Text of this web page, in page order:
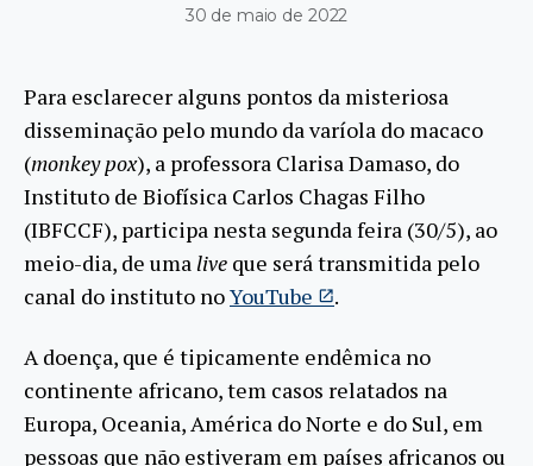
30 de maio de 2022
Para esclarecer alguns pontos da misteriosa
disseminação pelo mundo da varíola do macaco
(monkey pox), a professora Clarisa Damaso, do
Instituto de Biofísica Carlos Chagas Filho
(IBFCCF), participa nesta segunda feira (30/5), ao
meio-dia, de umalive que será transmitida pelo
canal do instituto noYouTube .
A doença, que é tipicamente endêmica no
continente africano, tem casos relatados na
Europa, Oceania, América do Norte e do Sul, em
pessoas que não estiveram em países africanos ou